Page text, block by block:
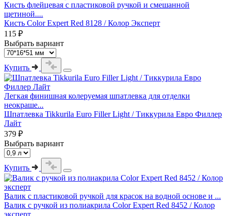
Кисть флейцевая с пластиковой ручкой и смешанной
щетиной....
Кисть Color Expert Red 8128 / Колор Эксперт
115 ₽
Выбрать вариант
Купить
Легкая финишная колеруемая шпатлевка для отделки
неокраше...
Шпатлевка Tikkurila Euro Filler Light / Тиккурила Евро Филлер
Лайт
379 ₽
Выбрать вариант
Купить
Валик с пластиковой ручкой для красок на водной основе и ...
Валик с ручкой из полиакрила Color Expert Red 8452 / Колор